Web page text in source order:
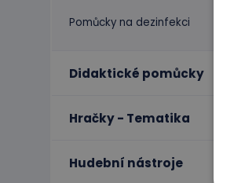
Pomůcky na dezinfekci
Didaktické pomůcky
Hračky - Tematika
Hudební nástroje